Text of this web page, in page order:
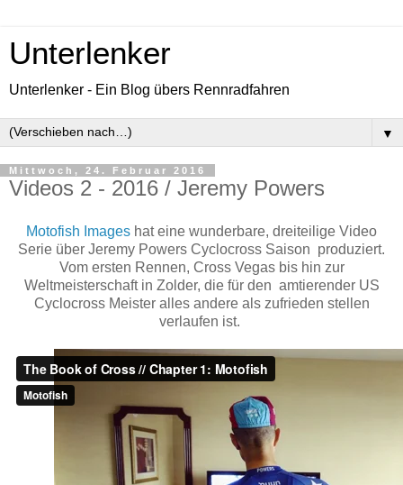
Unterlenker
Unterlenker - Ein Blog übers Rennradfahren
▼
Mittwoch, 24. Februar 2016
Videos 2 - 2016 / Jeremy Powers
Motofish Images hat eine wunderbare, dreiteilige Video
Serie über Jeremy Powers Cyclocross Saison produziert.
Vom ersten Rennen, Cross Vegas bis hin zur
Weltmeisterschaft in Zolder, die für den amtierender US
Cyclocross Meister alles andere als zufrieden stellen
verlaufen ist.